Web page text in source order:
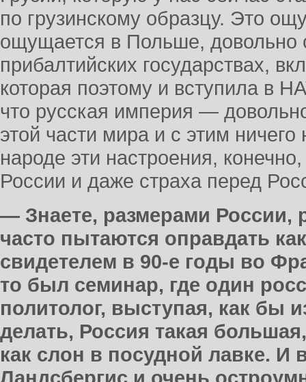
по грузинскому образцу. Это
ощущается в Польше, довольно
прибалтийских государствах,
которая поэтому и вступила в
что русская империя —
этой части мира и с этим
народе эти настроения,
России и даже страха перед
— Знаете, размерами России,
часто пытаются оправдать
свидетелем в 90-е годы во
то был семинар, где один
политолог, выступая, как бы
делать, Россия такая
как слон в посудной лавке. И